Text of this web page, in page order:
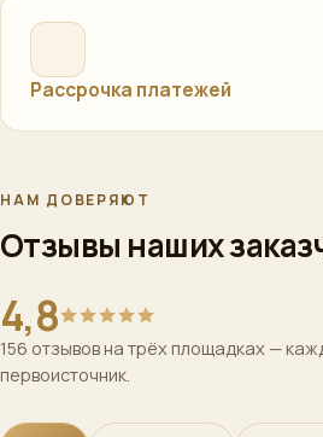
Рассрочка платежей
НАМ ДОВЕРЯЮТ
Отзывы наших
4,8
156 отзывов на трёх площадках —
первоисточник.